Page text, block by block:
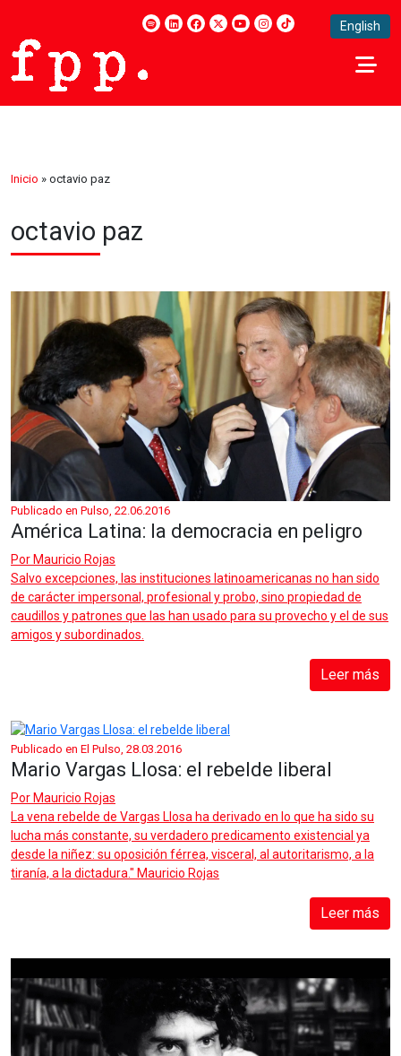
English
Inicio » octavio paz
octavio paz
Publicado en Pulso, 22.06.2016
América Latina: la democracia en peligro
Por Mauricio Rojas
Salvo excepciones, las instituciones latinoamericanas no han sido
de carácter impersonal, profesional y probo, sino propiedad de
caudillos y patrones que las han usado para su provecho y el de sus
amigos y subordinados.
Leer más
Publicado en El Pulso, 28.03.2016
Mario Vargas Llosa: el rebelde liberal
Por Mauricio Rojas
La vena rebelde de Vargas Llosa ha derivado en lo que ha sido su
lucha más constante, su verdadero predicamento existencial ya
desde la niñez: su oposición férrea, visceral, al autoritarismo, a la
tiranía, a la dictadura." Mauricio Rojas
Leer más